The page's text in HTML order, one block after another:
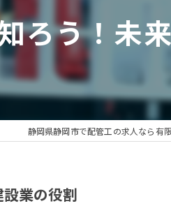
ろう！未
静岡県静岡市で配管工の求人なら有
業の役割